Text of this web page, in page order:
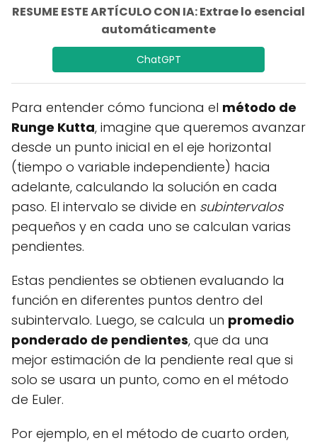
RESUME ESTE ARTÍCULO CON IA: Extrae lo esencial
automáticamente
ChatGPT
Para entender cómo funciona el método de
Runge Kutta, imagine que queremos avanzar
desde un punto inicial en el eje horizontal
(tiempo o variable independiente) hacia
adelante, calculando la solución en cada
paso. El intervalo se divide en subintervalos
pequeños y en cada uno se calculan varias
pendientes.
Estas pendientes se obtienen evaluando la
función en diferentes puntos dentro del
subintervalo. Luego, se calcula un promedio
ponderado de pendientes, que da una
mejor estimación de la pendiente real que si
solo se usara un punto, como en el método
de Euler.
Por ejemplo, en el método de cuarto orden,